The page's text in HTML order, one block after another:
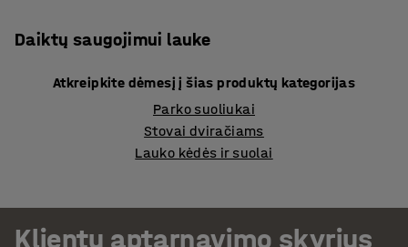
Daiktų saugojimui lauke
Atkreipkite dėmesį į šias produktų kategorijas
Parko suoliukai
Stovai dviračiams
Lauko kėdės ir suolai
Klientų aptarnavimo skyrius